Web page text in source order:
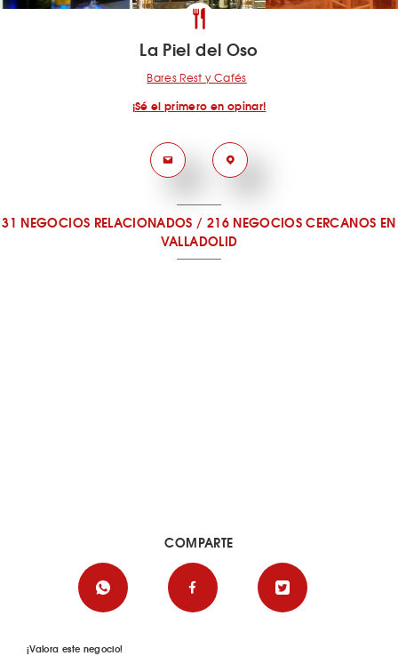
La Piel del Oso
Bares Rest y Cafés
¡Sé el primero en opinar!
31 NEGOCIOS RELACIONADOS / 216 NEGOCIOS CERCANOS EN
VALLADOLID
¡Valora este negocio!
COMPARTE